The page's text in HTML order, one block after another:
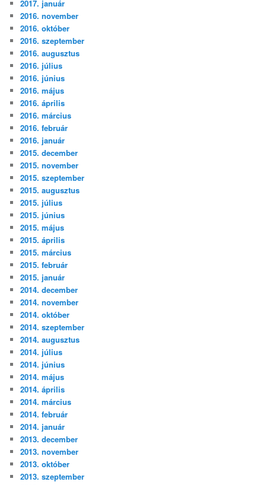
2017. január
2016. november
2016. október
2016. szeptember
2016. augusztus
2016. július
2016. június
2016. május
2016. április
2016. március
2016. február
2016. január
2015. december
2015. november
2015. szeptember
2015. augusztus
2015. július
2015. június
2015. május
2015. április
2015. március
2015. február
2015. január
2014. december
2014. november
2014. október
2014. szeptember
2014. augusztus
2014. július
2014. június
2014. május
2014. április
2014. március
2014. február
2014. január
2013. december
2013. november
2013. október
2013. szeptember